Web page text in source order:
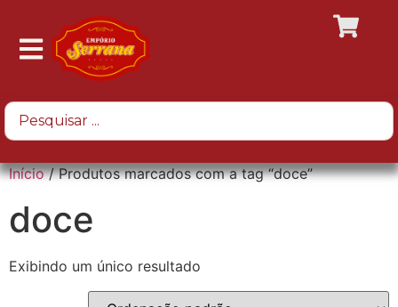
Início/ Produtos marcados com a tag “doce”
doce
Exibindo um único resultado